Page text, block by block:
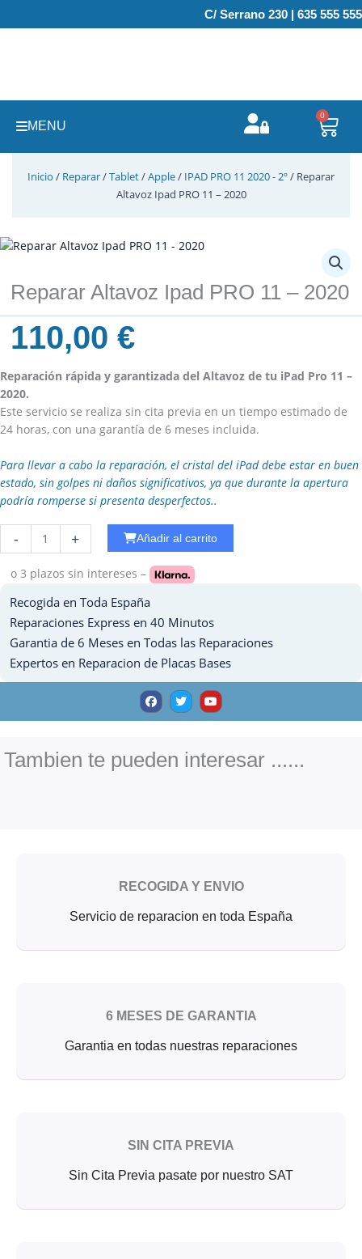
al
C/ Serrano 230 | 635 555 555
MENU
0
Inicio / Reparar/Tablet/Apple/ IPAD PRO 11 2020 - 2º/ Reparar
Altavoz Ipad PRO 11 – 2020
Reparar Altavoz Ipad PRO 11 – 2020
110,00€
Reparación rápida y garantizada del Altavoz de tu iPad Pro 11 –
2020.
Este servicio se realiza sin cita previa en un tiempo estimado de
24 horas, con una garantía de 6 meses incluida.
Para llevar a cabo la reparación, el cristal del iPad debe estar en buen
estado, sin golpes ni daños significativos, ya que durante la apertura
podría romperse si presenta desperfectos..
-
Placa
Base
2021
cantidad
+ Añadir al carrito
o 3 plazos sin intereses –
Recogida en Toda España
Reparaciones Express en 40 Minutos
Garantia de 6 Meses en Todas las Reparaciones
Expertos en Reparacion de Placas Bases
F
a
c
e
o
k
T
w
i
t
Y
o
u
t
e
Tambien te pueden interesar ......
RECOGIDA Y ENVIO
Servicio de reparacion en toda España
6 MESES DE GARANTIA
Garantia en todas nuestras reparaciones
SIN CITA PREVIA
Sin Cita Previa pasate por nuestro SAT